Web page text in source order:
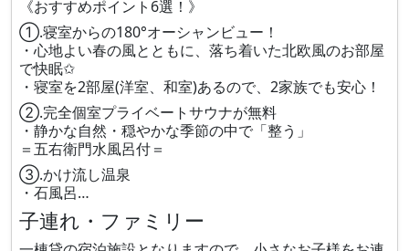
《おすすめポイント6選！》
①.寝室からの180°オーシャンビュー！
・心地よい春の風とともに、落ち着いた北欧風のお部屋
で快眠✩
・寝室を2部屋(洋室、和室)あるので、2家族でも安心！
②.完全個室プライベートサウナが無料
・静かな自然・穏やかな季節の中で「整う」
＝五右衛門水風呂付＝
③.かけ流し温泉
・石風呂…
子連れ・ファミリー